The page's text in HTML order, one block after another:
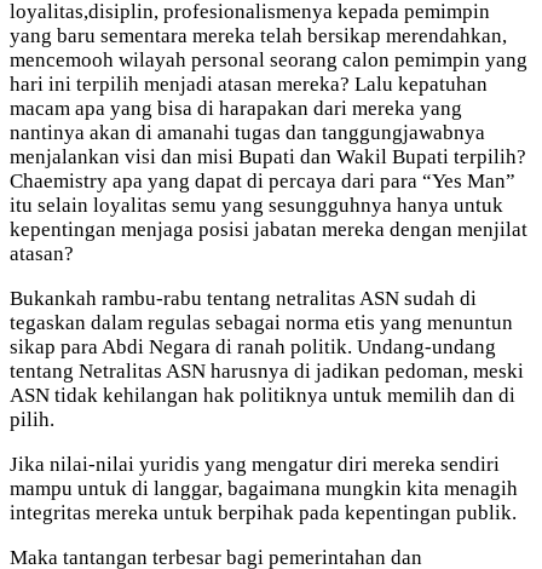
loyalitas,disiplin, profesionalismenya kepada pemimpin
yang baru sementara mereka telah bersikap merendahkan,
mencemooh wilayah personal seorang calon pemimpin yang
hari ini terpilih menjadi atasan mereka? Lalu kepatuhan
macam apa yang bisa di harapakan dari mereka yang
nantinya akan di amanahi tugas dan tanggungjawabnya
menjalankan visi dan misi Bupati dan Wakil Bupati terpilih?
Chaemistry apa yang dapat di percaya dari para “Yes Man”
itu selain loyalitas semu yang sesungguhnya hanya untuk
kepentingan menjaga posisi jabatan mereka dengan menjilat
atasan?
Bukankah rambu-rabu tentang netralitas ASN sudah di
tegaskan dalam regulas sebagai norma etis yang menuntun
sikap para Abdi Negara di ranah politik. Undang-undang
tentang Netralitas ASN harusnya di jadikan pedoman, meski
ASN tidak kehilangan hak politiknya untuk memilih dan di
pilih.
Jika nilai-nilai yuridis yang mengatur diri mereka sendiri
mampu untuk di langgar, bagaimana mungkin kita menagih
integritas mereka untuk berpihak pada kepentingan publik.
Maka tantangan terbesar bagi pemerintahan dan